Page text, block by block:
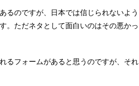
るのですが、日本では信じられないよう
。ただネタとして面白いのはその悪かっ
るフォームがあると思うのですが、それ